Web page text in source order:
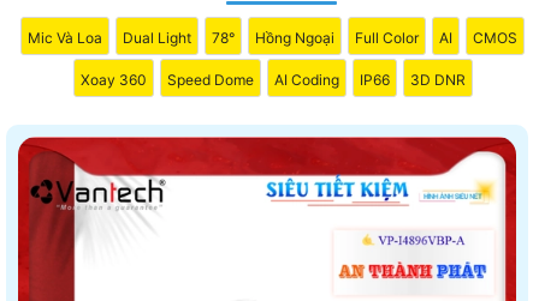
Mic Và Loa Dual Light 78° Hồng Ngoại Full Color AI CMOS
Xoay 360 Speed Dome AI Coding IP66 3D DNR